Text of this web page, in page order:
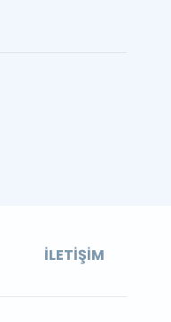
İLETIŞIM